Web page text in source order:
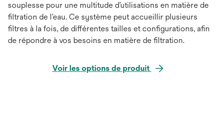
souplesse pour une multitude d’utilisations en matière de
filtration de l’eau. Ce système peut accueillir plusieurs
filtres à la fois, de différentes tailles et configurations, afin
de répondre à vos besoins en matière de filtration.
Voir les options de produit